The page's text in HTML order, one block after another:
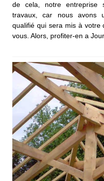
de cela, notre entreprise
travaux, car nous avons
qualifié qui sera mis à votre
vous. Alors, profiter-en a